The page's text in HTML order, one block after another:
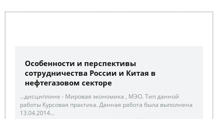
Особенности и перспективы
сотрудничества России и Китая в
нефтегазовом секторе
...дисциплине - Мировая экономика , МЭО. Тип данной
работы Курсовая практика. Данная работа была выполнена
13.04.2014...